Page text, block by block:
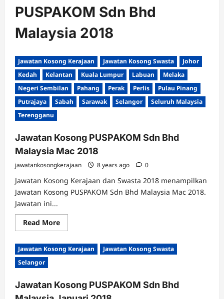
PUSPAKOM Sdn Bhd
Malaysia 2018
Jawatan Kosong Kerajaan Jawatan Kosong Swasta
Johor
Kedah
Kelantan Kuala Lumpur Labuan
Melaka
Negeri Sembilan
Pahang Perak Perlis
Pulau Pinang
Putrajaya
Sabah Sarawak Selangor
Seluruh Malaysia
Terengganu
Jawatan Kosong PUSPAKOM Sdn Bhd
Malaysia Mac 2018
jawatankosongkerajaan 8 years ago 0
Jawatan Kosong Kerajaan dan Swasta 2018 menampilkan
Jawatan Kosong PUSPAKOM Sdn Bhd Malaysia Mac 2018.
Jawatan ini...
Read MoreRead
more
Jawatan
Kosong
PUSPAKOM
Mac
2018
Jawatan Kosong Kerajaan
Jawatan Kosong Swasta
Selangor
Jawatan Kosong PUSPAKOM Sdn Bhd